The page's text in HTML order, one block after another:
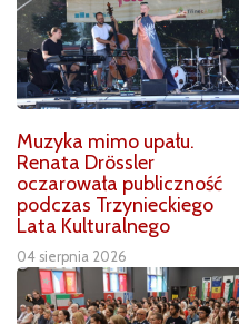
Muzyka mimo upału.
Renata Drössler
oczarowała publiczność
podczas Trzynieckiego
Lata Kulturalnego
04 sierpnia 2026